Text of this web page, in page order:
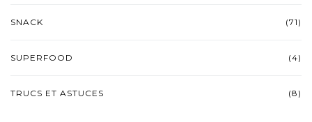
SNACK (71)
SUPERFOOD (4)
TRUCS ET ASTUCES (8)